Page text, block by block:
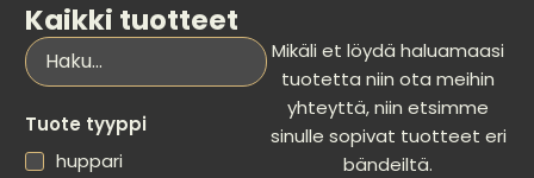
Kaikki tuotteet
Tuote tyyppi
huppari
Mikäli et löydä haluamaasi
tuotetta niin ota meihin
yhteyttä, niin etsimme
sinulle sopivat tuotteet eri
bändeiltä.